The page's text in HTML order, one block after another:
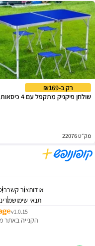
רק ב-₪169
שולחן פיקניק מתקפל עם 4 כיסאות
מק״ט 22076
אודותצור קשר
תנאי שימוש
v1.0.15
הקנייה באתר